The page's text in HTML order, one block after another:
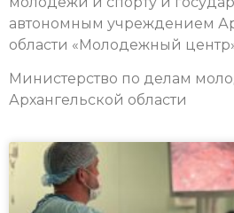
автономным учреждением
области «Молодежный
Министерство по делам
Архангельской области